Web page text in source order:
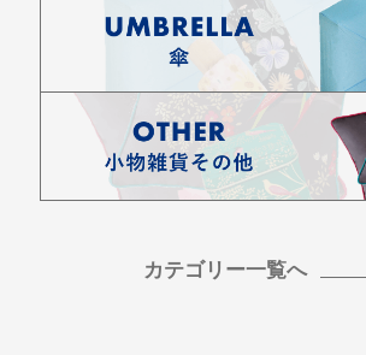
カテゴリー一覧へ